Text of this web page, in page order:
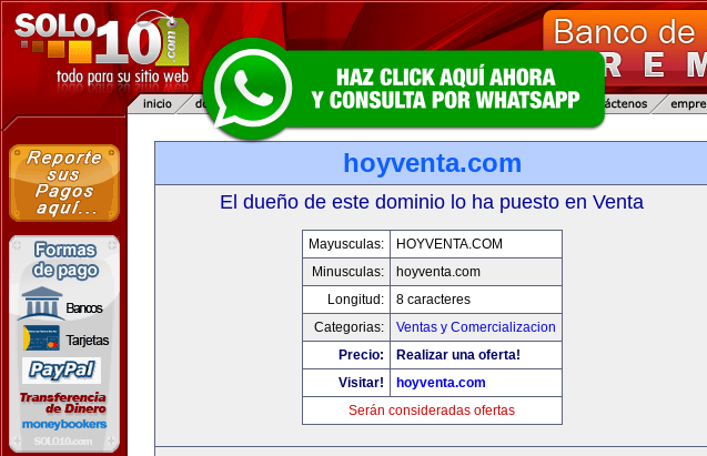
hoyventa.com
El dueño de este dominio lo ha puesto en Venta
Mayusculas:
HOYVENTA.COM
Minusculas:
hoyventa.com
Longitud:
8 caracteres
Categorias:
Ventas y Comercializacion
Precio:
Realizar una oferta!
Visitar!
hoyventa.com
Serán consideradas ofertas